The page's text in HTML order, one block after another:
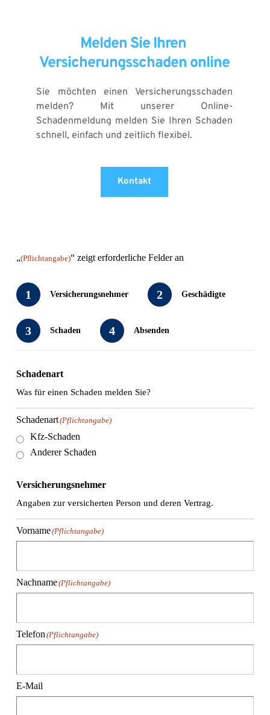
Melden Sie Ihren
Versicherungsschaden online
Sie möchten einen Versicherungsschaden
melden? Mit unserer Online-
Schadenmeldung melden Sie Ihren Schaden
schnell, einfach und zeitlich flexibel.
Kontakt
„(Pflichtangabe)“ zeigt erforderliche Felder an
1 Versicherungsnehmer 2 Geschädigte
3 Schaden 4 Absenden
Schadenart
Was für einen Schaden melden Sie?
Schadenart(Pflichtangabe)
Kfz-Schaden
Anderer Schaden
Versicherungsnehmer
Angaben zur versicherten Person und deren Vertrag.
Vorname(Pflichtangabe)
Nachname(Pflichtangabe)
Telefon(Pflichtangabe)
E-Mail